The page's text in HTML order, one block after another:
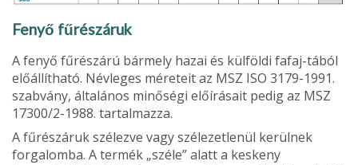
Fenyő fűrészáruk
A fenyő fűrészárú bármely hazai és külföldi fafaj-tából
előállítható. Névleges méreteit az MSZ ISO 3179-1991.
szabvány, általános minőségi előírá­sait pedig az MSZ
17300/2-1988. tartalmazza.
A fűrészáruk szélezve vagy szélezetlenül kerül­nek
forgalomba. A termék „széle” alatt a keskeny